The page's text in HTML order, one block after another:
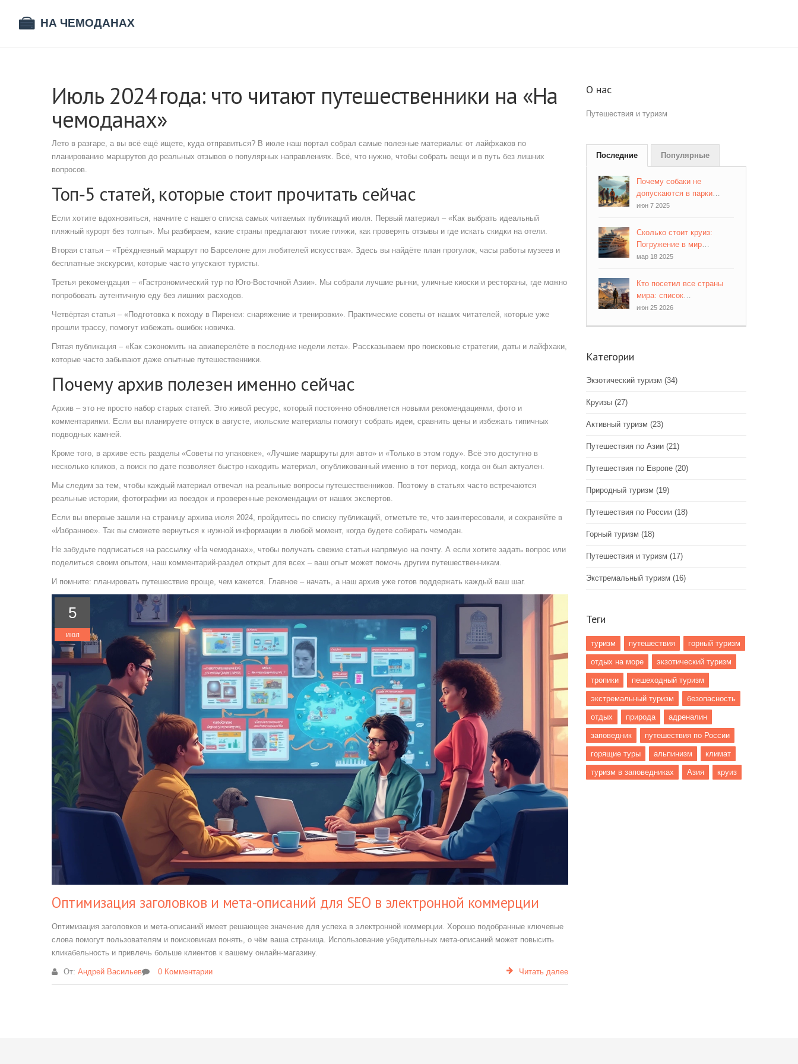
Июль 2024 года: что читают путешественники на «На
чемоданах»
Лето в разгаре, а вы всё ещё ищете, куда отправиться? В июле наш портал собрал самые полезные материалы: от лайфхаков по
планированию маршрутов до реальных отзывов о популярных направлениях. Всё, что нужно, чтобы собрать вещи и в путь без лишних
вопросов.
Топ‑5 статей, которые стоит прочитать сейчас
Если хотите вдохновиться, начните с нашего списка самых читаемых публикаций июля. Первый материал – «Как выбрать идеальный
пляжный курорт без толпы». Мы разбираем, какие страны предлагают тихие пляжи, как проверять отзывы и где искать скидки на отели.
Вторая статья – «Трёхдневный маршрут по Барселоне для любителей искусства». Здесь вы найдёте план прогулок, часы работы музеев и
бесплатные экскурсии, которые часто упускают туристы.
Третья рекомендация – «Гастрономический тур по Юго‑Восточной Азии». Мы собрали лучшие рынки, уличные киоски и рестораны, где можно
попробовать аутентичную еду без лишних расходов.
Четвёртая статья – «Подготовка к походу в Пиренеи: снаряжение и тренировки». Практические советы от наших читателей, которые уже
прошли трассу, помогут избежать ошибок новичка.
Пятая публикация – «Как сэкономить на авиаперелёте в последние недели лета». Рассказываем про поисковые стратегии, даты и лайфхаки,
которые часто забывают даже опытные путешественники.
Почему архив полезен именно сейчас
Архив – это не просто набор старых статей. Это живой ресурс, который постоянно обновляется новыми рекомендациями, фото и
комментариями. Если вы планируете отпуск в августе, июльские материалы помогут собрать идеи, сравнить цены и избежать типичных
подводных камней.
Кроме того, в архиве есть разделы «Советы по упаковке», «Лучшие маршруты для авто» и «Только в этом году». Всё это доступно в
несколько кликов, а поиск по дате позволяет быстро находить материал, опубликованный именно в тот период, когда он был актуален.
Мы следим за тем, чтобы каждый материал отвечал на реальные вопросы путешественников. Поэтому в статьях часто встречаются
реальные истории, фотографии из поездок и проверенные рекомендации от наших экспертов.
Если вы впервые зашли на страницу архива июля 2024, пройдитесь по списку публикаций, отметьте те, что заинтересовали, и сохраняйте в
«Избранное». Так вы сможете вернуться к нужной информации в любой момент, когда будете собирать чемодан.
Не забудьте подписаться на рассылку «На чемоданах», чтобы получать свежие статьи напрямую на почту. А если хотите задать вопрос или
поделиться своим опытом, наш комментарий‑раздел открыт для всех – ваш опыт может помочь другим путешественникам.
И помните: планировать путешествие проще, чем кажется. Главное – начать, а наш архив уже готов поддержать каждый ваш шаг.
5
июл
Оптимизация заголовков и мета-описаний для SEO в электронной коммерции
Оптимизация заголовков и мета-описаний имеет решающее значение для успеха в электронной коммерции. Хорошо подобранные ключевые
слова помогут пользователям и поисковикам понять, о чём ваша страница. Использование убедительных мета-описаний может повысить
кликабельность и привлечь больше клиентов к вашему онлайн-магазину.
От: Андрей Васильев 0 Комментарии Читать далее
О нас
Путешествия и туризм
Последние Популярные
Почему собаки не
допускаются в парки
штата Калифорния: вся
июн 7 2025
Сколько стоит круиз:
Погружение в мир
путешествий
мар 18 2025
Кто посетил все страны
мира: список
рекордсменов и как это
июн 25 2026
Категории
Экзотический туризм (34)
Круизы (27)
Активный туризм (23)
Путешествия по Азии (21)
Путешествия по Европе (20)
Природный туризм (19)
Путешествия по России (18)
Горный туризм (18)
Путешествия и туризм (17)
Экстремальный туризм (16)
Теги
туризм путешествия горный туризм
отдых на море экзотический туризм
тропики пешеходный туризм
экстремальный туризм безопасность
отдых природа адреналин
заповедник путешествия по России
горящие туры альпинизм климат
туризм в заповедниках Азия круиз